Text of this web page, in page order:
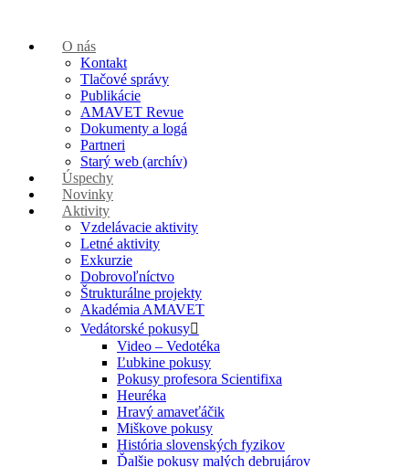
O nás
Kontakt
Tlačové správy
Publikácie
AMAVET Revue
Dokumenty a logá
Partneri
Starý web (archív)
Úspechy
Novinky
Aktivity
Vzdelávacie aktivity
Letné aktivity
Exkurzie
Dobrovoľníctvo
Štrukturálne projekty
Akadémia AMAVET
Vedátorské pokusy
Video – Vedotéka
Ľubkine pokusy
Pokusy profesora Scientifixa
Heuréka
Hravý amaveťáčik
Miškove pokusy
História slovenských fyzikov
Ďalšie pokusy malých debrujárov